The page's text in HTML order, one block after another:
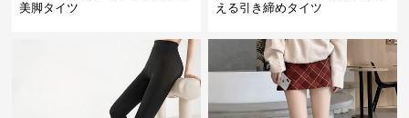
美脚タイツ
える引き締めタイツ